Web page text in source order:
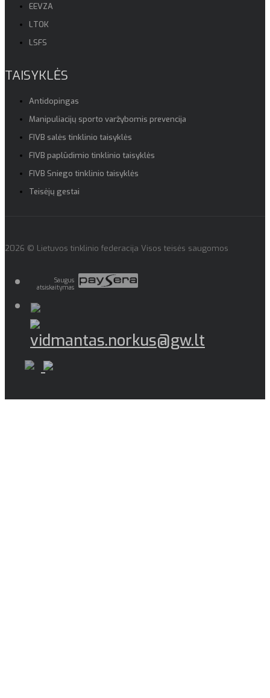
EEVZA
LTOK
LSFS
TAISYKLĖS
Antidopingas
Manipuliacijų sporto varžybomis prevencija
FIVB salės tinklinio taisyklės
FIVB paplūdimio tinklinio taisyklės
FIVB Sniego tinklinio taisyklės
Teisėjų gestai
2026 © Lietuvos tinklinio federacija Visos teisės saugomos
Saugus
atsiskaitymas